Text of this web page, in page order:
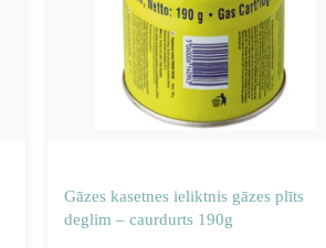
Gāzes kasetnes ieliktnis gāzes plīts
deglim – caurdurts 190g